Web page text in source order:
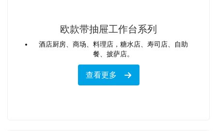
欧款带抽屉工作台系列
酒店厨房、商场、料理店，糖水店、寿司店、自助
餐、披萨店。
查看更多